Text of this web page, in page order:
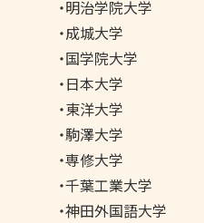
・明治学院大学
・成城大学
・国学院大学
・日本大学
・東洋大学
・駒澤大学
・専修大学
・千葉工業大学
・神田外国語大学